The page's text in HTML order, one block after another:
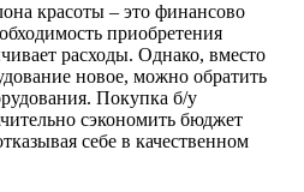
красоты – это финансово
приобретения
расходы. Однако, вместо
новое, можно обратить
Покупка б/у
сэкономить бюджет
себе в качественном